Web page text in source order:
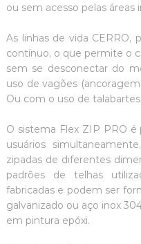
ou sem acesso pelas áreas
As linhas de vida CERRO,
contínuo, o que permite o
sem se desconectar do
uso de vagões
Ou com o uso de talabartes
O sistema Flex ZIP PRO
usuários
zipadas de diferentes
padrões de telhas
fabricadas e podem ser
galvanizado ou aço inox
em pintura epóxi.